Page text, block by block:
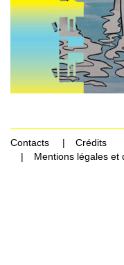
Contacts
Crédits
Mentions légales et